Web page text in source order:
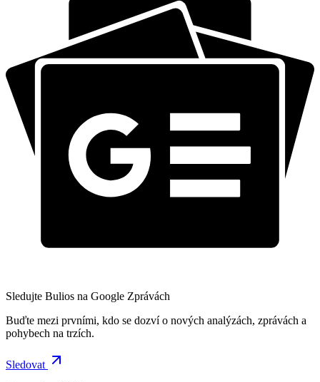
Sledujte Bulios na Google Zprávách
Buďte mezi prvními, kdo se dozví o nových analýzách, zprávách a
pohybech na trzích.
Sledovat